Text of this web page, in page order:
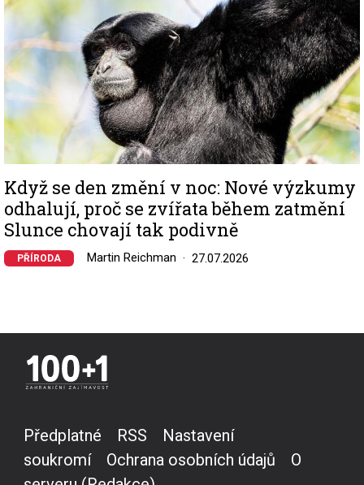
Když se den změní v noc: Nové výzkumy
odhalují, proč se zvířata během zatmění
Slunce chovají tak podivně
PŘÍRODA Martin Reichman 27.07.2026
Předplatné RSS
Nastavení
soukromí
Ochrana osobních údajů
O